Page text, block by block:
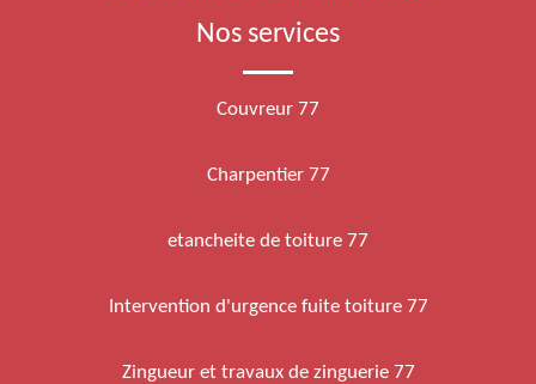
Nos services
Couvreur 77
Charpentier 77
etancheite de toiture 77
Intervention d'urgence fuite toiture 77
Zingueur et travaux de zinguerie 77